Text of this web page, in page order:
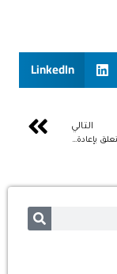
LinkedIn
التالي
مقترح قانون يتعلق بإعادة تنظيم مجلس الجالية المغربية بالخارج